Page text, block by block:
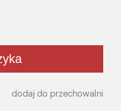
dodaj do przechowalni